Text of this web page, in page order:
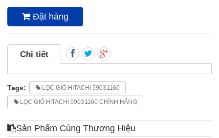
Đặt hàng
Chi tiết
Tags: LỌC GIÓ HITACHI 59031160
LỌC GIÓ HITACHI 59031160 CHÍNH HÃNG
Sản Phẩm Cùng Thương Hiệu